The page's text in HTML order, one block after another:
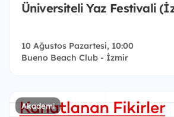
Üniversiteli Yaz Festivali
10 Ağustos Pazartesi, 10:00
Bueno Beach Club - İzmir
Akademi